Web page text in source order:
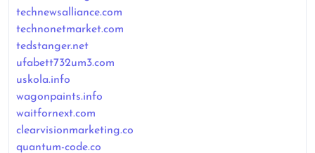
technewsalliance.com
technonetmarket.com
tedstanger.net
ufabett732um3.com
uskola.info
wagonpaints.info
waitfornext.com
clearvisionmarketing.co
quantum-code.co